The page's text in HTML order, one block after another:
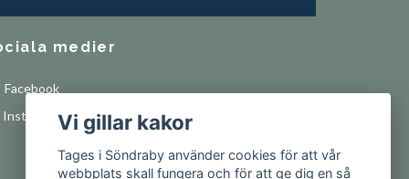
medier
Facebook
InstagramVi gillar kakor
Tages i Söndraby använder cookies för att vår
webbplats skall fungera och för att ge dig en så